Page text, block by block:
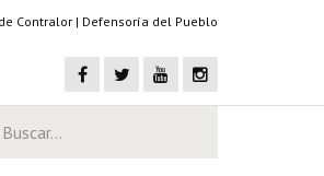
Contralor | Defensoría del Pueblo